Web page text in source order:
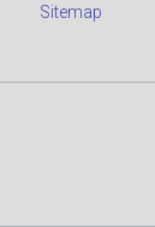
Sitemap